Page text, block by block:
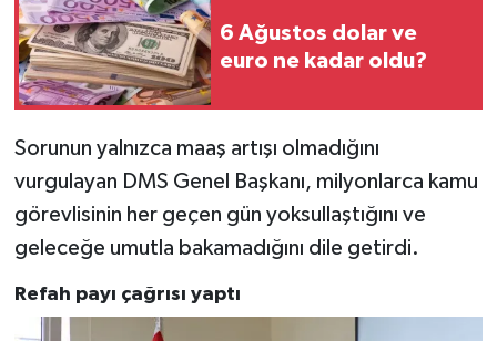
6 Ağustos dolar ve
euro ne kadar oldu?
Sorunun yalnızca maaş artışı olmadığını
vurgulayan DMS Genel Başkanı, milyonlarca kamu
görevlisinin her geçen gün yoksullaştığını ve
geleceğe umutla bakamadığını dile getirdi.
Refah payı çağrısı yaptı